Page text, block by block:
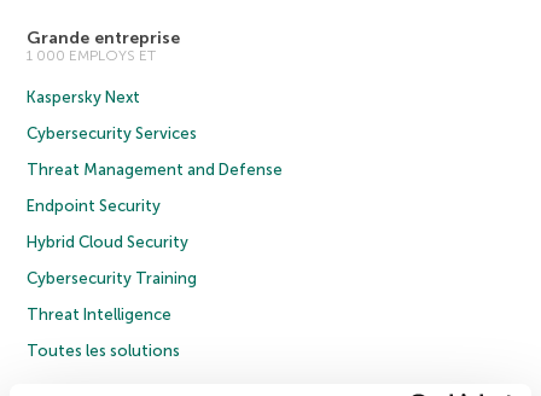
Grande entreprise
1 000 EMPLOYS ET
Kaspersky Next
Cybersecurity Services
Threat Management and Defense
Endpoint Security
Hybrid Cloud Security
Cybersecurity Training
Threat Intelligence
Toutes les solutions